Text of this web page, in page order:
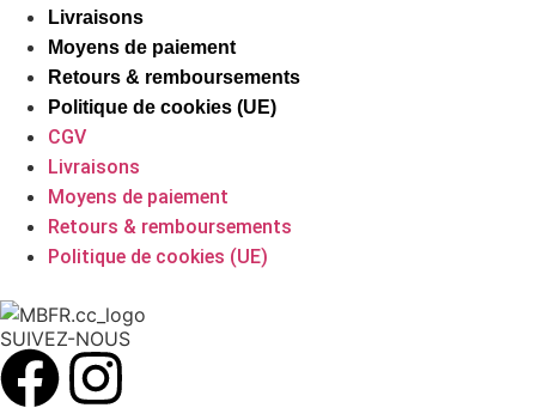
Livraisons
Moyens de paiement
Retours & remboursements
Politique de cookies (UE)
CGV
Livraisons
Moyens de paiement
Retours & remboursements
Politique de cookies (UE)
SUIVEZ-NOUS